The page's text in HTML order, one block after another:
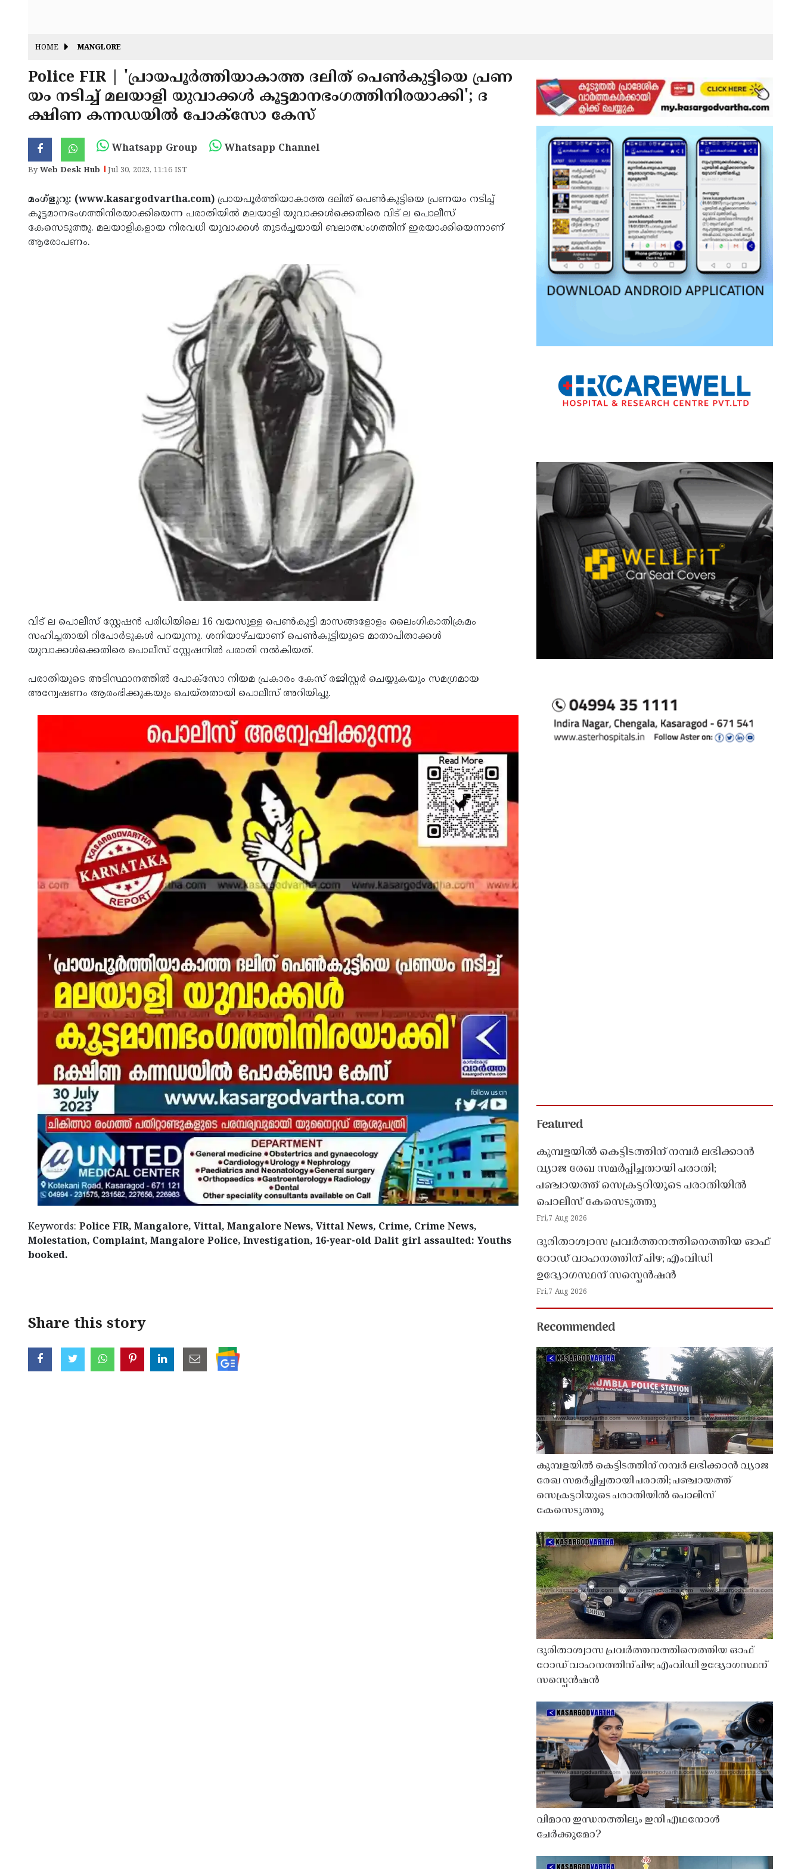
HOME MANGLORE
Police FIR | 'പ്രായപൂര്‍ത്തിയാകാത്ത ദലിത് പെണ്‍കുട്ടിയെ പ്രണ
യം നടിച്ച് മലയാളി യുവാക്കള്‍ കൂട്ടമാനഭംഗത്തിനിരയാക്കി'; ദ
ക്ഷിണ കന്നഡയില്‍ പോക്‌സോ കേസ്
Whatsapp Group Whatsapp Channel
ByWeb Desk Hub Jul 30, 2023, 11:16 IST
മംഗ്‌ളുറു: (www.kasargodvartha.com) പ്രായപൂര്‍ത്തിയാകാത്ത ദലിത് പെണ്‍കുട്ടിയെ പ്രണയം നടിച്ച്
കൂട്ടമാനഭംഗത്തിനിരയാക്കിയെന്ന പരാതിയില്‍ മലയാളി യുവാക്കള്‍ക്കെതിരെ വിട് ല പൊലീസ്
കേസെടുത്തു. മലയാളികളായ നിരവധി യുവാക്കള്‍ തുടര്‍ച്ചയായി ബലാത്സംഗത്തിന് ഇരയാക്കിയെന്നാണ്
ആരോപണം.
വിട് ല പൊലീസ് സ്റ്റേഷന്‍ പരിധിയിലെ 16 വയസുള്ള പെണ്‍കുട്ടി മാസങ്ങളോളം ലൈംഗികാതിക്രമം
സഹിച്ചതായി റിപോര്‍ടുകള്‍ പറയുന്നു. ശനിയാഴ്ചയാണ് പെണ്‍കുട്ടിയുടെ മാതാപിതാക്കള്‍
യുവാക്കള്‍ക്കെതിരെ പൊലീസ് സ്റ്റേഷനില്‍ പരാതി നല്‍കിയത്.
പരാതിയുടെ അടിസ്ഥാനത്തില്‍ പോക്സോ നിയമ പ്രകാരം കേസ് രജിസ്റ്റര്‍ ചെയ്യുകയും സമഗ്രമായ
അന്വേഷണം ആരംഭിക്കുകയും ചെയ്തതായി പൊലീസ് അറിയിച്ചു.
Keywords: Police FIR, Mangalore, Vittal, Mangalore News, Vittal News, Crime, Crime News,
Molestation, Complaint, Mangalore Police, Investigation, 16-year-old Dalit girl assaulted: Youths
booked.
Share this story
Featured
കുമ്പളയിൽ കെട്ടിടത്തിന് നമ്പർ ലഭിക്കാൻ
വ്യാജ രേഖ സമർപ്പിച്ചതായി പരാതി;
പഞ്ചായത്ത് സെക്രട്ടറിയുടെ പരാതിയിൽ
പൊലീസ് കേസെടുത്തു
Fri,7 Aug 2026
ദുരിതാശ്വാസ പ്രവർത്തനത്തിനെത്തിയ ഓഫ്
റോഡ് വാഹനത്തിന് പിഴ; എംവിഡി
ഉദ്യോഗസ്ഥന് സസ്പെൻഷൻ
Fri,7 Aug 2026
Recommended
കുമ്പളയിൽ കെട്ടിടത്തിന് നമ്പർ ലഭിക്കാൻ വ്യാജ
രേഖ സമർപ്പിച്ചതായി പരാതി; പഞ്ചായത്ത്
സെക്രട്ടറിയുടെ പരാതിയിൽ പൊലീസ്
കേസെടുത്തു
ദുരിതാശ്വാസ പ്രവർത്തനത്തിനെത്തിയ ഓഫ്
റോഡ് വാഹനത്തിന് പിഴ; എംവിഡി ഉദ്യോഗസ്ഥന്
സസ്പെൻഷൻ
വിമാന ഇന്ധനത്തിലും ഇനി എഥനോൾ
ചേർക്കുമോ?